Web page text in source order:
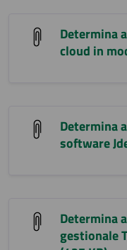
Determina
cloud in
Determina
software
Determina
gestionale